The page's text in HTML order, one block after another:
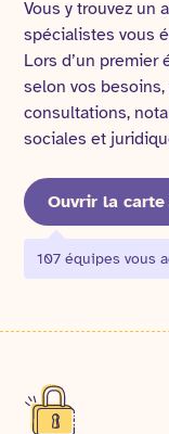
Vous y trouvez un
spécialistes vous
Lors d’un premier
selon vos
consultations,
sociales et
Ouvrir la carte
107 équipes vous